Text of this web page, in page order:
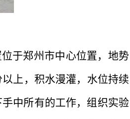
于郑州市中心位置，地势
上，积水漫灌，水位持续
中所有的工作，组织实验